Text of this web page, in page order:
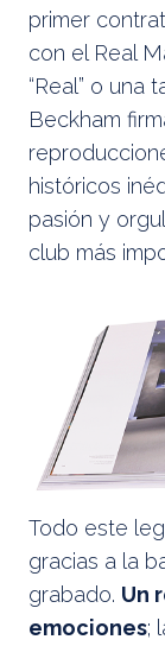
primer
con el Real
“Real” o una
Beckham
históricos
pasión y
club más
Todo este
gracias a la
grabado. Un
emociones;